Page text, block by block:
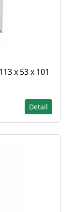
x 53 x 101
Detail